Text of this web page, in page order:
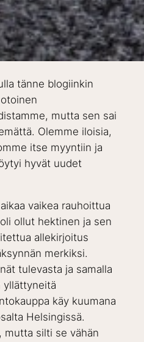
tänne blogiinkin
mutta sen sai
Olemme iloisia,
itse myyntiin ja
hyvät uudet
vaikea rauhoittua
ollut hektinen ja sen
allekirjoitus
merkiksi.
tulevasta ja samalla
yllättyneitä
käy kuumana
Helsingissä.
mutta silti se vähän